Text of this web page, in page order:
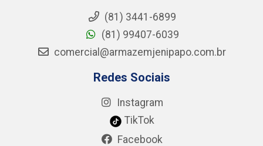
(81) 3441-6899
(81) 99407-6039
comercial@armazemjenipapo.com.br
Redes Sociais
Instagram
TikTok
Facebook